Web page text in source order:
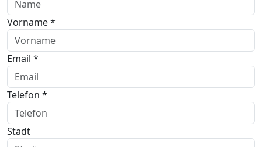
Vorname *
Email *
Telefon *
Stadt